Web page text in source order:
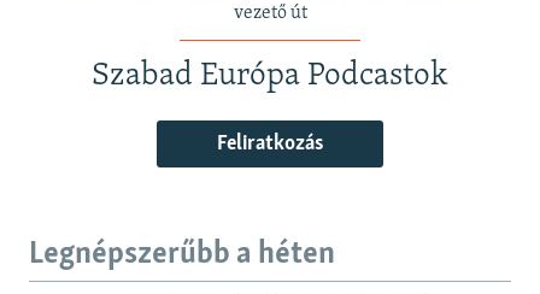
vezető út
Szabad Európa Podcastok
Feliratkozás
Legnépszerűbb a héten